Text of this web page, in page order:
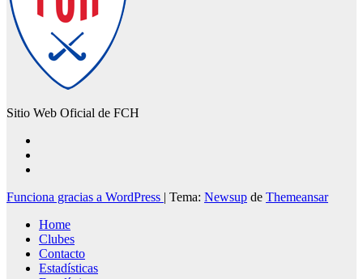
Sitio Web Oficial de FCH
Funciona gracias a WordPress | Tema: Newsup de Themeansar
Home
Clubes
Contacto
Estadísticas